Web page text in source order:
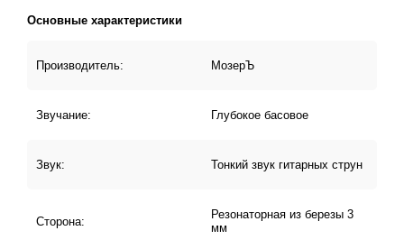
Основные характеристики
Производитель: МозерЪ
Звучание: Глубокое басовое
Звук: Тонкий звук гитарных струн
Сторона:
Резонаторная из березы 3
мм